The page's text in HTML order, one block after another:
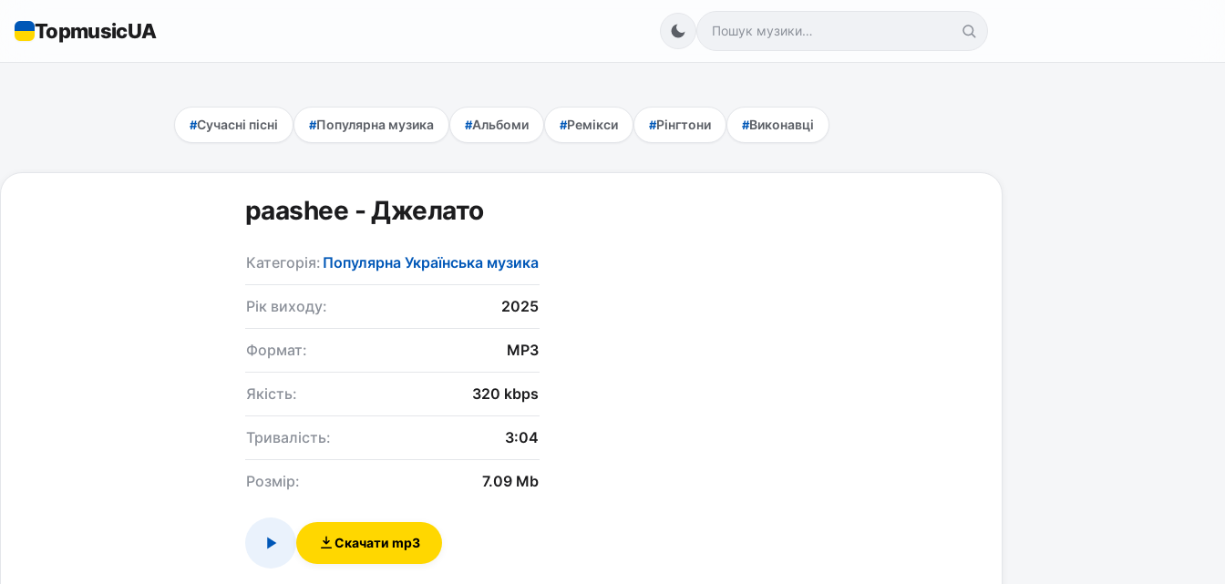
TopmusicUA
Сучасні пісні Популярна музика Альбоми Ремікси Рінгтони Виконавці
paashee - Джелато
Категорія: Популярна Українська музика
Рік виходу: 2025
Формат: MP3
Якість: 320 kbps
Тривалість: 3:04
Розмір: 7.09 Mb
Скачати mp3